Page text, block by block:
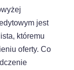
jest
któremu
oferty. Co